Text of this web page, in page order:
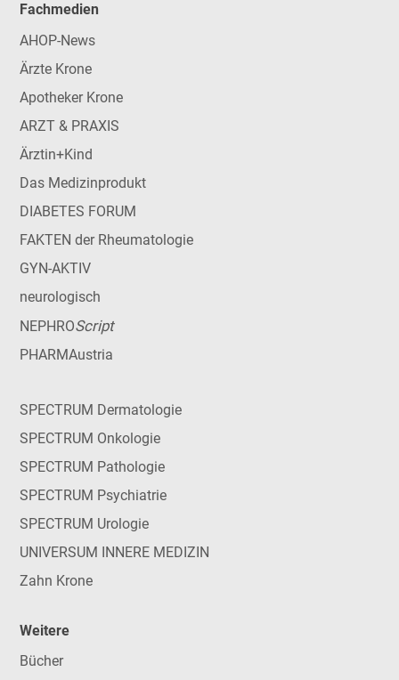
Fachmedien
AHOP-News
Ärzte Krone
Apotheker Krone
ARZT & PRAXIS
Ärztin+Kind
Das Medizinprodukt
DIABETES FORUM
FAKTEN der Rheumatologie
GYN-AKTIV
neurologisch
NEPHROScript
PHARMAustria
SPECTRUM Dermatologie
SPECTRUM Onkologie
SPECTRUM Pathologie
SPECTRUM Psychiatrie
SPECTRUM Urologie
UNIVERSUM INNERE MEDIZIN
Zahn Krone
Weitere
Bücher